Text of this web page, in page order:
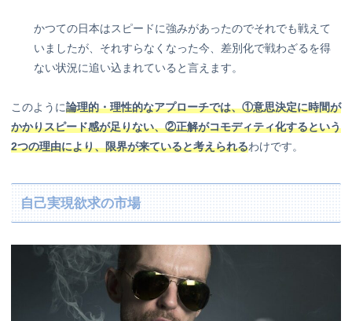
かつての日本はスピードに強みがあったのでそれでも戦えて
いましたが、それすらなくなった今、差別化で戦わざるを得
ない状況に追い込まれていると言えます。
このように論理的・理性的なアプローチでは、①意思決定に時間が
かかりスピード感が足りない、②正解がコモディティ化するという
2つの理由により、限界が来ていると考えられるわけです。
自己実現欲求の市場